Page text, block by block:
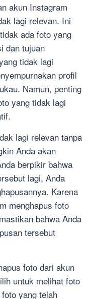
akun Instagram
lagi relevan. Ini
ada foto yang
dan tujuan
tidak lagi
profil
Namun, penting
yang tidak lagi
lagi relevan tanpa
Anda akan
berpikir bahwa
lagi, Anda
Karena
menghapus foto
bahwa Anda
tersebut
foto dari akun
untuk melihat foto
yang telah